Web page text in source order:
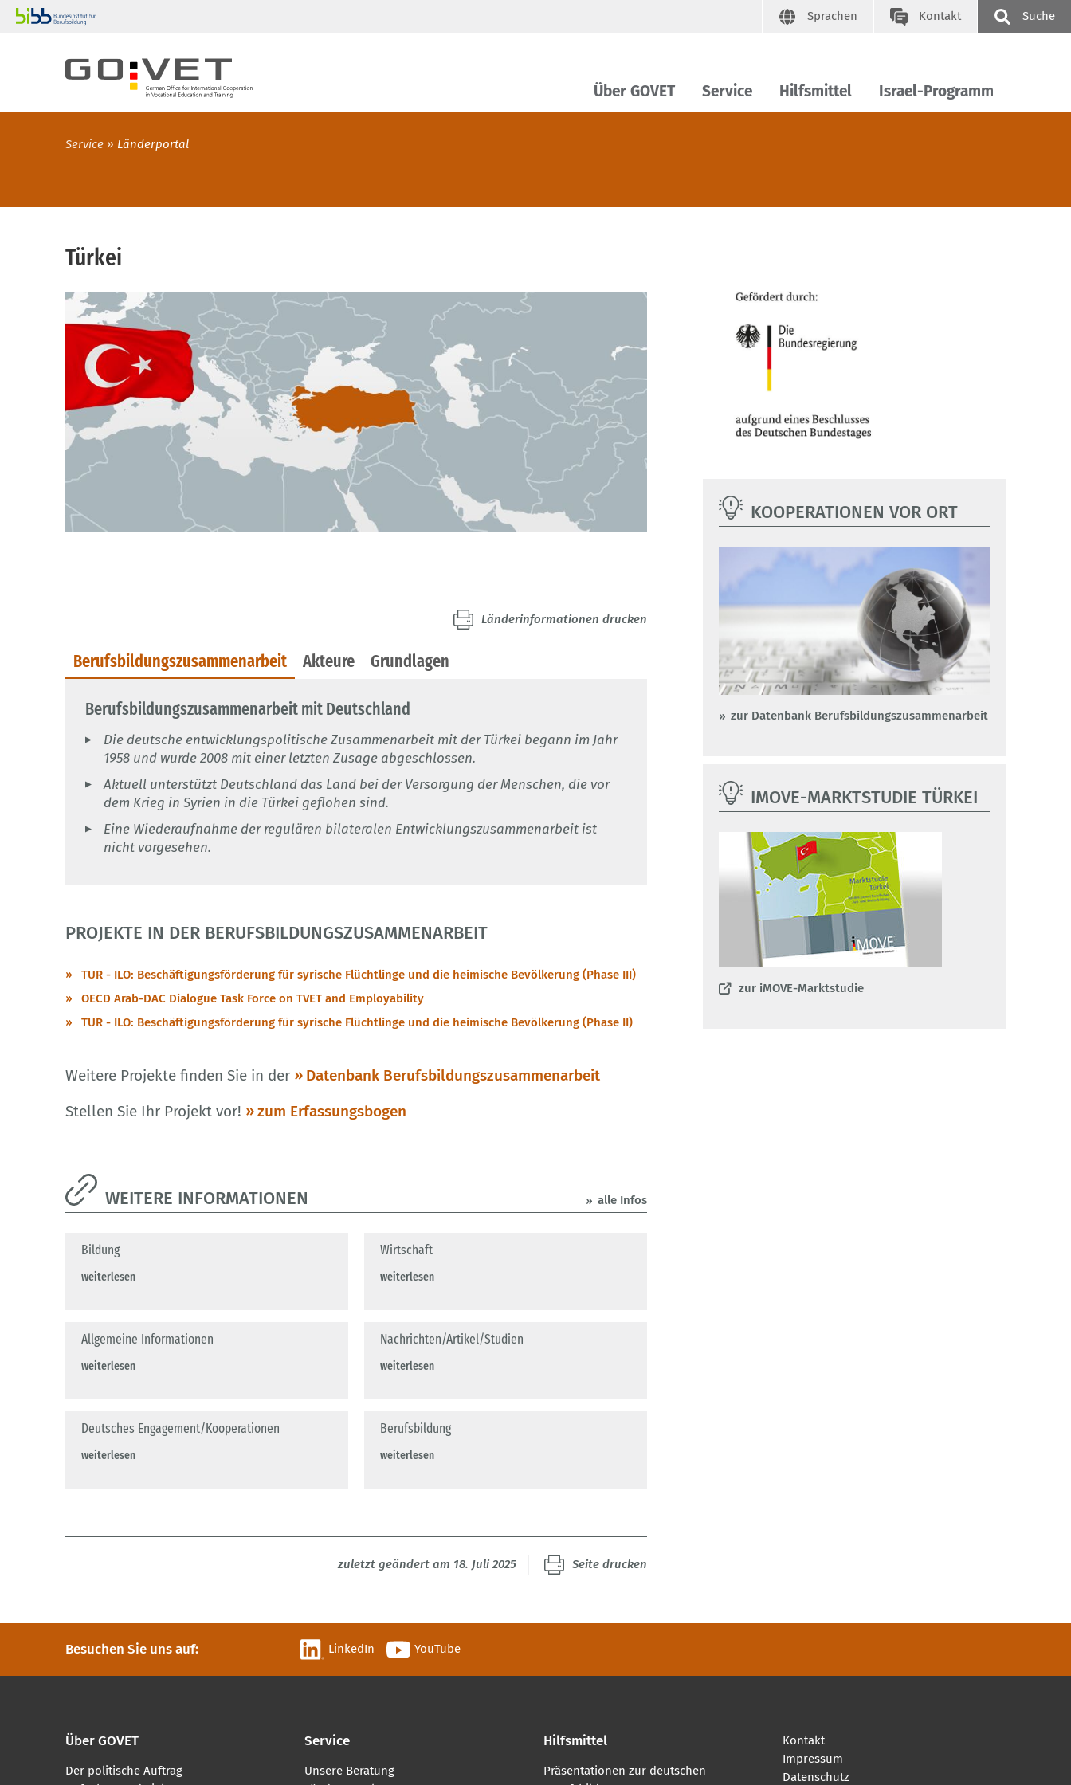
Sprachen Kontakt Suche
Über GOVET Service Hilfsmittel Israel-Programm
Service Länderportal
Türkei
Länderinformationen drucken
Berufsbildungszusammenarbeit Akteure Grundlagen
Berufsbildungszusammenarbeit mit Deutschland
Die deutsche entwicklungspolitische Zusammenarbeit mit der Türkei begann im Jahr
1958 und wurde 2008 mit einer letzten Zusage abgeschlossen.
Aktuell unterstützt Deutschland das Land bei der Versorgung der Menschen, die vor
dem Krieg in Syrien in die Türkei geflohen sind.
Eine Wiederaufnahme der regulären bilateralen Entwicklungszusammenarbeit ist
nicht vorgesehen.
PROJEKTE IN DER BERUFSBILDUNGS­ZUSAMMENARBEIT
TUR - ILO: Beschäftigungsförderung für syrische Flüchtlinge und die heimische Bevölkerung (Phase III)
OECD Arab-DAC Dialogue Task Force on TVET and Employability
TUR - ILO: Beschäftigungsförderung für syrische Flüchtlinge und die heimische Bevölkerung (Phase II)
Weitere Projekte finden Sie in der
Datenbank Berufsbildungszusammenarbeit
Stellen Sie Ihr Projekt vor!
zum Erfassungsbogen
WEITERE INFORMATIONEN alle Infos
Bildung
weiterlesen
Wirtschaft
weiterlesen
Allgemeine Informationen
weiterlesen
Nachrichten/Artikel/Studien
weiterlesen
Deutsches Engagement/Kooperationen
weiterlesen
Berufsbildung
weiterlesen
KOOPERATIONEN VOR ORT
zur Datenbank Berufsbildungszusammenarbeit
IMOVE-MARKTSTUDIE TÜRKEI
zur iMOVE-Marktstudie
zuletzt geändert am 18. Juli 2025 Seite drucken
Besuchen Sie uns auf: LinkedIn YouTube
Über GOVET
Der politische Auftrag
Service
Unsere Beratung
Hilfsmittel
Präsentationen zur deutschen
Kontakt
Impressum
Datenschutz